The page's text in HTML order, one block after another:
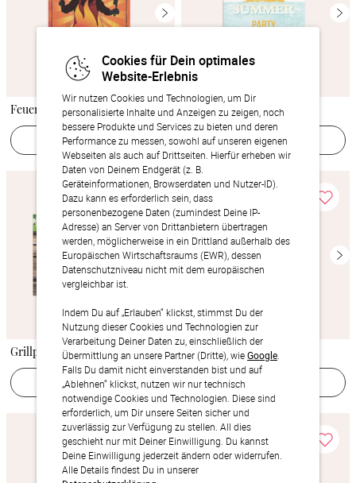
Cookies für Dein optimales
Website-Erlebnis
Wir nutzen Cookies und Technologien, um Dir
personalisierte Inhalte und Anzeigen zu zeigen, noch
bessere Produkte und Services zu bieten und deren
Performance zu messen, sowohl auf unseren eigenen
Webseiten als auch auf Drittseiten. Hierfür erheben wir
Daten von Deinem Endgerät (z. B.
Geräteinformationen, Browserdaten und Nutzer-ID).
Dazu kann es erforderlich sein, dass
personenbezogene Daten (zumindest Deine IP-
Adresse) an Server von Drittanbietern übertragen
werden, möglicherweise in ein Drittland außerhalb des
Europäischen Wirtschaftsraums (EWR), dessen
Datenschutzniveau nicht mit dem europäischen
vergleichbar ist.
Indem Du auf „Erlauben“ klickst, stimmst Du der
Nutzung dieser Cookies und Technologien zur
Verarbeitung Deiner Daten zu, einschließlich der
Übermittlung an unsere Partner (Dritte), wieGoogle
Falls Du damit nicht einverstanden bist und auf
„Ablehnen“ klickst, nutzen wir nur technisch
notwendige Cookies und Technologien. Diese sind
erforderlich, um Dir unsere Seiten sicher und
zuverlässig zur Verfügung zu stellen. All dies
geschieht nur mit Deiner Einwilligung. Du kannst
Deine Einwilligung jederzeit ändern oder widerrufen.
Alle Details findest Du in unserer
Feuermachen
Jetzt gestalten
Summer Splash
Jetzt gestalten
Grillparty
Jetzt gestalten
Pineapple cocktail
Jetzt gestalten